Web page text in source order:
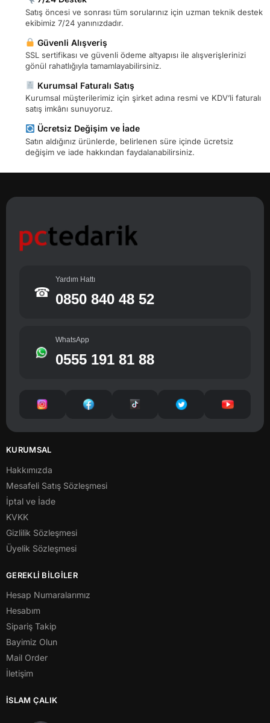
Satış öncesi ve sonrası tüm sorularınız için uzman teknik destek
ekibimiz 7/24 yanınızdadır.
Güvenli Alışveriş
SSL sertifikası ve güvenli ödeme altyapısı ile alışverişlerinizi
gönül rahatlığıyla tamamlayabilirsiniz.
Kurumsal Faturalı Satış
Kurumsal müşterilerimiz için şirket adına resmi ve KDV’li faturalı
satış imkânı sunuyoruz.
Ücretsiz Değişim ve İade
Satın aldığınız ürünlerde, belirlenen süre içinde ücretsiz
değişim ve iade hakkından faydalanabilirsiniz.
☎
Yardım Hattı
0850 840 48 52
WhatsApp
0555 191 81 88
KURUMSAL
Hakkımızda
Mesafeli Satış Sözleşmesi
İptal ve İade
KVKK
Gizlilik Sözleşmesi
Üyelik Sözleşmesi
GEREKLİ BİLGİLER
Hesap Numaralarımız
Hesabım
Sipariş Takip
Bayimiz Olun
Mail Order
İletişim
İSLAM ÇALIK